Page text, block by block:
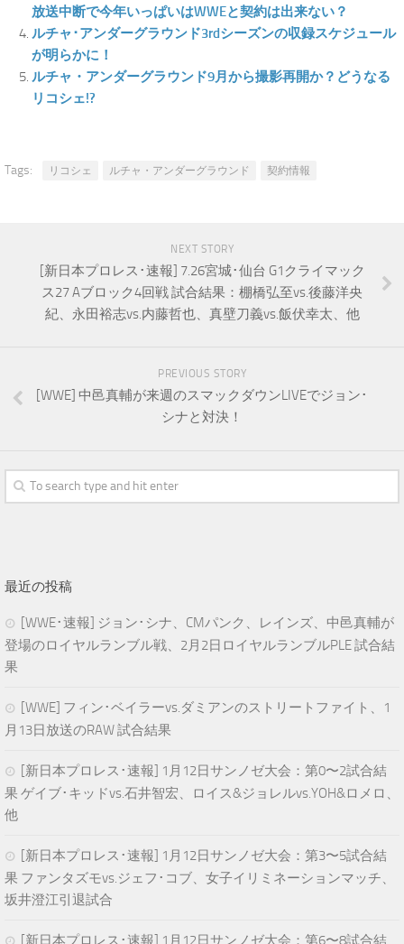
放送中断で今年いっぱいはWWEと契約は出来ない？
ルチャ･アンダーグラウンド3rdシーズンの収録スケジュール
が明らかに！
ルチャ・アンダーグラウンド9月から撮影再開か？どうなる
リコシェ!?
Tags: リコシェ ルチャ・アンダーグラウンド 契約情報
NEXT STORY
[新日本プロレス･速報] 7.26宮城･仙台 G1クライマック
ス27 Aブロック4回戦 試合結果：棚橋弘至vs.後藤洋央
紀、永田裕志vs.内藤哲也、真壁刀義vs.飯伏幸太、他
PREVIOUS STORY
[WWE] 中邑真輔が来週のスマックダウンLIVEでジョン･
シナと対決！
最近の投稿
[WWE･速報] ジョン･シナ、CMパンク、レインズ、中邑真輔が
登場のロイヤルランブル戦、2月2日ロイヤルランブルPLE 試合結
果
[WWE] フィン･ベイラーvs.ダミアンのストリートファイト、1
月13日放送のRAW 試合結果
[新日本プロレス･速報] 1月12日サンノゼ大会：第0〜2試合結
果 ゲイブ･キッドvs.石井智宏、ロイス&ジョレルvs.YOH&ロメロ、
他
[新日本プロレス･速報] 1月12日サンノゼ大会：第3〜5試合結
果 ファンタズモvs.ジェフ･コブ、女子イリミネーションマッチ、
坂井澄江引退試合
[新日本プロレス･速報] 1月12日サンノゼ大会：第6〜8試合結